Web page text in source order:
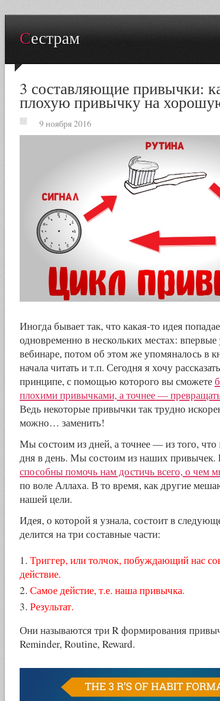
Сестрам
3 составляющие привычки:
плохую привычку на
9 ноября 2016
Иногда бывает так, что какая-то идея
одновременно в нескольких местах:
вебинаре, потом об этом же упомяналось в
начала читать и т.п. Сегодня я хочу
принципе, с помощью которого вы сможете
плохими привычками, а точнее —
Ведь некоторые привычки так трудно
можно… заменить!
Мы состоим из дней, а точнее — из того,
дня в день. Мы состоим из наших
способны помочь нам достичь всего, о чем
по воле Аллаха. В то время, как другие
нашей цели.
Идея, о которой я узнала, состоит в
делится на три составные части:
Триггер, или толчок, побуждающий нас
действие.
Самое дейстие, т.е. наша привычка.
Результат.
Они называются три R формирования
Reminder, Routine, Reward.